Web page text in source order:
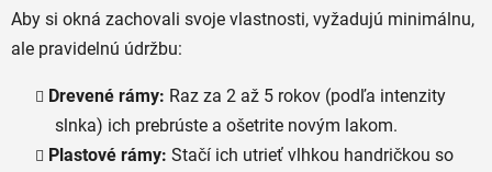
Aby si okná zachovali svoje vlastnosti, vyžadujú minimálnu,
ale pravidelnú údržbu:
Drevené rámy: Raz za 2 až 5 rokov (podľa intenzity
slnka) ich prebrúste a ošetrite novým lakom.
Plastové rámy: Stačí ich utrieť vlhkou handričkou so